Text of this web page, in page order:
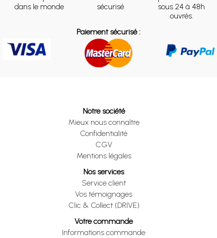
dans le monde
sécurisé
sous 24 à 48h
ouvrés.
Paiement sécurisé :
Notre société
Mieux nous connaître
Confidentialité
CGV
Mentions légales
Nos services
Service client
Vos témoignages
Clic & Collect (DRIVE)
Votre commande
Informations commande